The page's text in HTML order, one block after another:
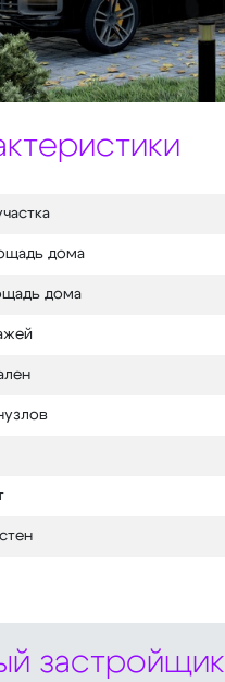
дома
дома
застройщик